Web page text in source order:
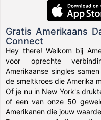
Gratis Amerikaans
Connect
Hey there! Welkom bij
voor oprechte
Amerikaanse singles
de smeltkroes die Amerika
Of je nu in New York's
of een van onze 50
Amerikanen die jouw